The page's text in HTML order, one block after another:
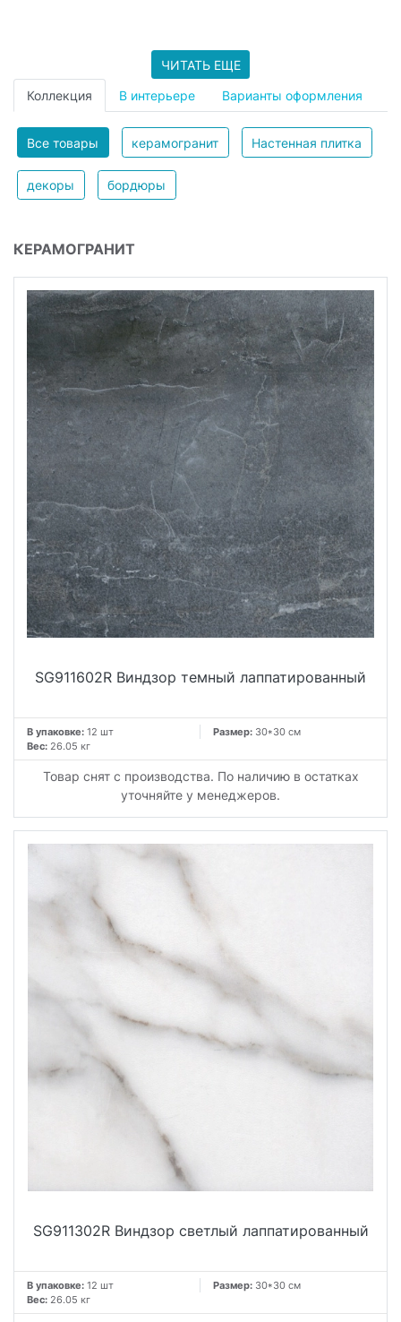
ЧИТАТЬ ЕЩЕ
Коллекция В интерьере Варианты оформления
Все товары керамогранит Настенная плитка
декоры бордюры
КЕРАМОГРАНИТ
SG911602R Виндзор темный лаппатированный
В упаковке: 12 шт Размер: 30*30 см
Вес: 26.05 кг
Товар снят с производства. По наличию в остатках
уточняйте у менеджеров.
SG911302R Виндзор светлый лаппатированный
В упаковке: 12 шт Размер: 30*30 см
Вес: 26.05 кг